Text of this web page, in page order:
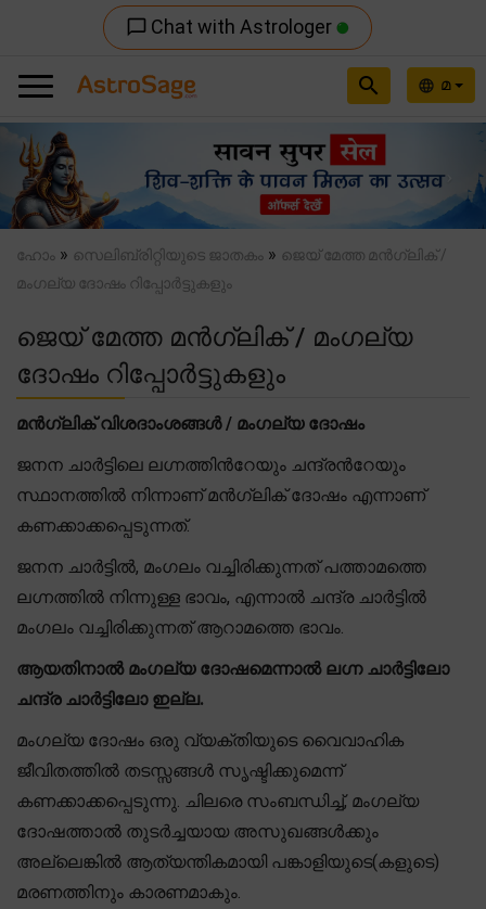
chat_bubble_outline Chat with Astrologer
language മ
search
Previous
ഹോം » സെലിബ്രിറ്റിയുടെ ജാതകം » ജെയ് മേത്ത മൻഗ്ലിക് /
മംഗല്യ ദോഷം റിപ്പോർട്ടുകളും
ജെയ് മേത്ത മൻഗ്ലിക് / മംഗല്യ
ദോഷം റിപ്പോർട്ടുകളും
മൻഗ്ലിക് വിശദാംശങ്ങൾ / മംഗല്യ ദോഷം
ജനന ചാർട്ടിലെ ലഗ്നത്തിന്‍റേയും ചന്ദ്രന്‍റേയും
സ്ഥാനത്തിൽ നിന്നാണ് മൻഗ്ലിക് ദോഷം എന്നാണ്
കണക്കാക്കപ്പെടുന്നത്.
ജനന ചാർട്ടിൽ, മംഗലം വച്ചിരിക്കുന്നത് പത്താമത്തെ
ലഗ്നത്തിൽ നിന്നുള്ള ഭാവം, എന്നാൽ ചന്ദ്ര ചാർട്ടിൽ
മംഗലം വച്ചിരിക്കുന്നത് ആറാമത്തെ ഭാവം.
ആയതിനാൽ മംഗല്യ ദോഷമെന്നാൽ ലഗ്ന ചാർട്ടിലോ
ചന്ദ്ര ചാർട്ടിലോ ഇല്ല.
മംഗല്യ ദോഷം ഒരു വ്യക്തിയുടെ വൈവാഹിക
ജീവിതത്തിൽ തടസ്സങ്ങൾ സൃഷ്ടിക്കുമെന്ന്
കണക്കാക്കപ്പെടുന്നു. ചിലരെ സംബന്ധിച്ച്, മംഗല്യ
ദോഷത്താൽ തുടർച്ചയായ അസുഖങ്ങൾക്കും
അല്ലെങ്കിൽ ആത്യന്തികമായി പങ്കാളിയുടെ(കളുടെ)
മരണത്തിനും കാരണമാകും.